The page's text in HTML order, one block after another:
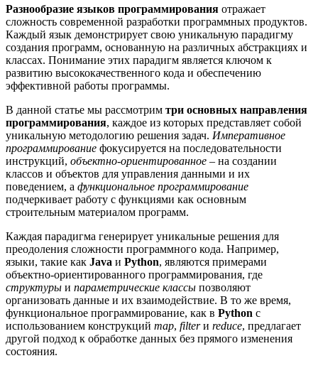
Разнообразие языков программирования отражает
сложность современной разработки программных продуктов.
Каждый язык демонстрирует свою уникальную парадигму
создания программ, основанную на различных абстракциях и
классах. Понимание этих парадигм является ключом к
развитию высококачественного кода и обеспечению
эффективной работы программы.
В данной статье мы рассмотрим три основных направления
программирования, каждое из которых представляет собой
уникальную методологию решения задач. Императивное
программирование фокусируется на последовательности
инструкций, объектно-ориентированное – на создании
классов и объектов для управления данными и их
поведением, а функциональное программирование
подчеркивает работу с функциями как основным
строительным материалом программ.
Каждая парадигма генерирует уникальные решения для
преодоления сложности программного кода. Например,
языки, такие как Java и Python, являются примерами
объектно-ориентированного программирования, где
структуры и параметрические классы позволяют
организовать данные и их взаимодействие. В то же время,
функциональное программирование, как в Python с
использованием конструкций map, filterи reduce, предлагает
другой подход к обработке данных без прямого изменения
состояния.